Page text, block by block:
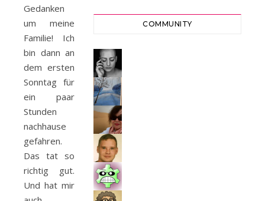
Gedanken
um meine
Familie! Ich
bin dann an
dem ersten
Sonntag für
ein paar
Stunden
nachhause
gefahren.
Das tat so
richtig gut.
Und hat mir
COMMUNITY